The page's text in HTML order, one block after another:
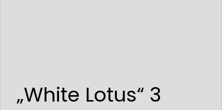
„White Lotus“ 3